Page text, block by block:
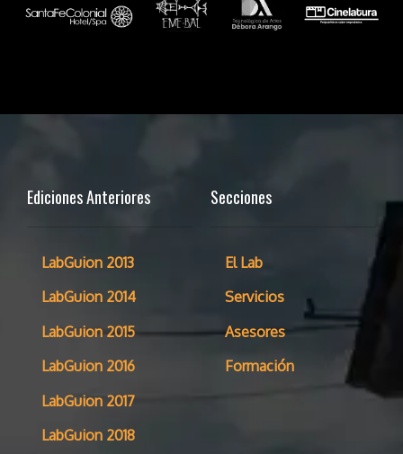
Ediciones Anteriores
LabGuion 2013
LabGuion 2014
LabGuion 2015
LabGuion 2016
LabGuion 2017
LabGuion 2018
Secciones
El Lab
Servicios
Asesores
Formación